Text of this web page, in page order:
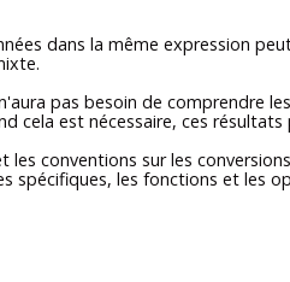
dans la même expression
pas besoin de comprendre
cela est nécessaire, ces
les conventions sur les
spécifiques, les fonctions et les